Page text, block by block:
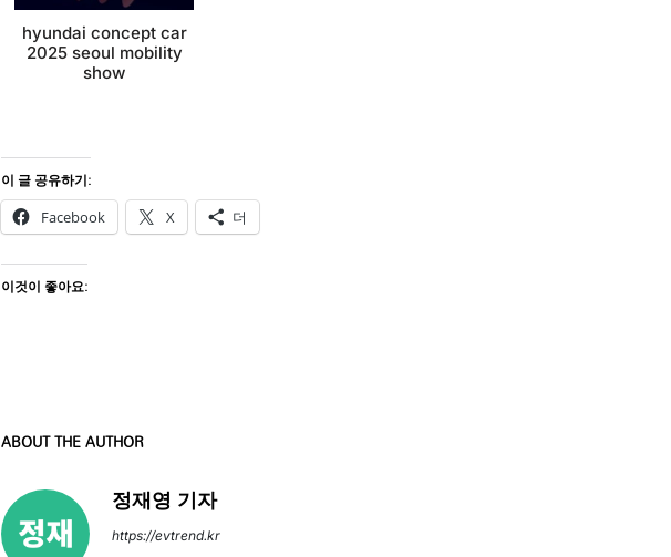
hyundai concept car
2025 seoul mobility
show
이 글 공유하기:
Facebook X 더
이것이 좋아요:
ABOUT THE AUTHOR
정재영 기자
https://evtrend.kr